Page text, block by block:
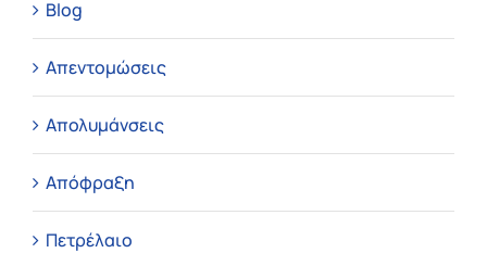
Blog
Απεντομώσεις
Απολυμάνσεις
Απόφραξη
Πετρέλαιο